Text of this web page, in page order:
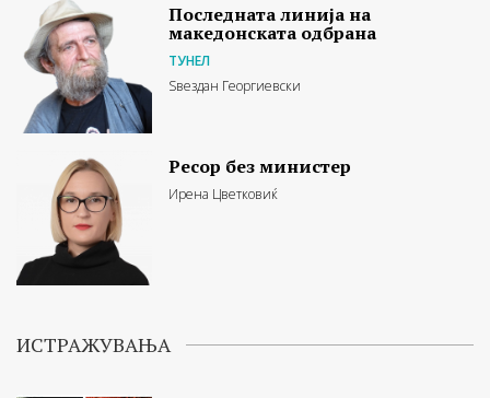
Последната линија на
македонската одбрана
ТУНЕЛ
Ѕвездан Георгиевски
Ресор без министер
Ирена Цветковиќ
ИСТРАЖУВАЊА